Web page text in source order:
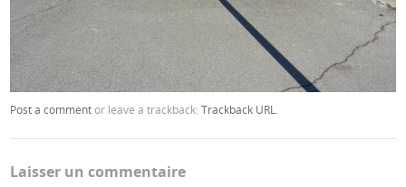
Post a commentor leave a trackback:Trackback URL
Laisser un commentaire